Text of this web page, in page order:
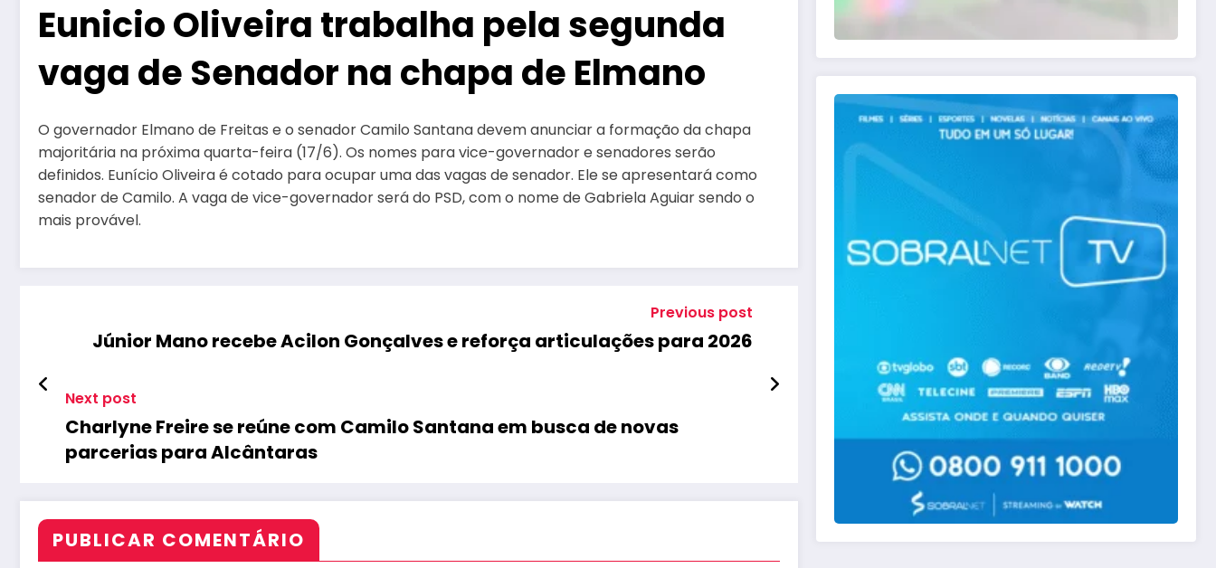
Eunicio Oliveira trabalha pela segunda
vaga de Senador na chapa de Elmano
O governador Elmano de Freitas e o senador Camilo Santana devem anunciar a formação da chapa
majoritária na próxima quarta-feira (17/6). Os nomes para vice-governador e senadores serão
definidos. Eunício Oliveira é cotado para ocupar uma das vagas de senador. Ele se apresentará como
senador de Camilo. A vaga de vice-governador será do PSD, com o nome de Gabriela Aguiar sendo o
mais provável.
Previous post
Júnior Mano recebe Acilon Gonçalves e reforça articulações para 2026
Next post
Charlyne Freire se reúne com Camilo Santana em busca de novas
parcerias para Alcântaras
PUBLICAR COMENTÁRIO